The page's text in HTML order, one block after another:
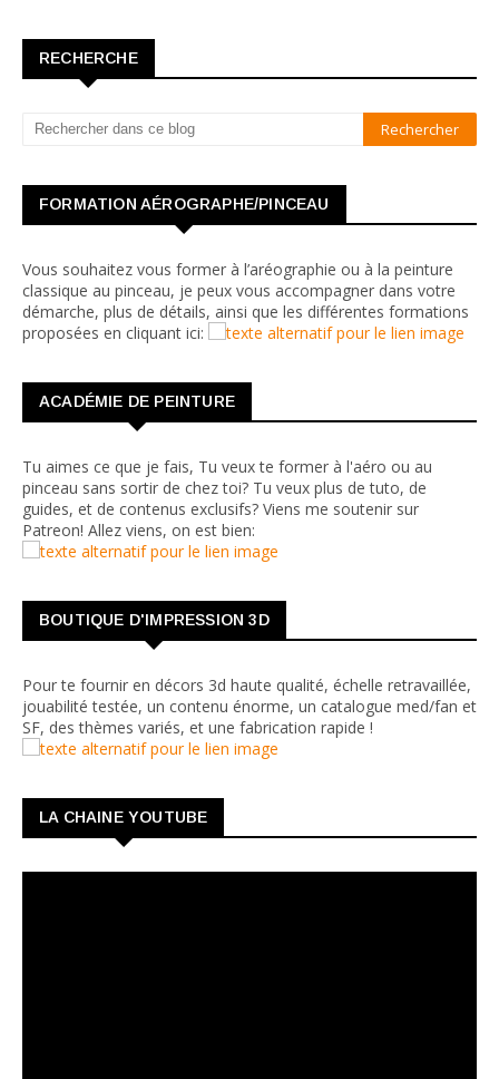
RECHERCHE
FORMATION AÉROGRAPHE/PINCEAU
Vous souhaitez vous former à l’aréographie ou à la peinture
classique au pinceau, je peux vous accompagner dans votre
démarche, plus de détails, ainsi que les différentes formations
proposées en cliquant ici:
ACADÉMIE DE PEINTURE
Tu aimes ce que je fais, Tu veux te former à l'aéro ou au
pinceau sans sortir de chez toi? Tu veux plus de tuto, de
guides, et de contenus exclusifs? Viens me soutenir sur
Patreon! Allez viens, on est bien:
BOUTIQUE D'IMPRESSION 3D
Pour te fournir en décors 3d haute qualité, échelle retravaillée,
jouabilité testée, un contenu énorme, un catalogue med/fan et
SF, des thèmes variés, et une fabrication rapide !
LA CHAINE YOUTUBE